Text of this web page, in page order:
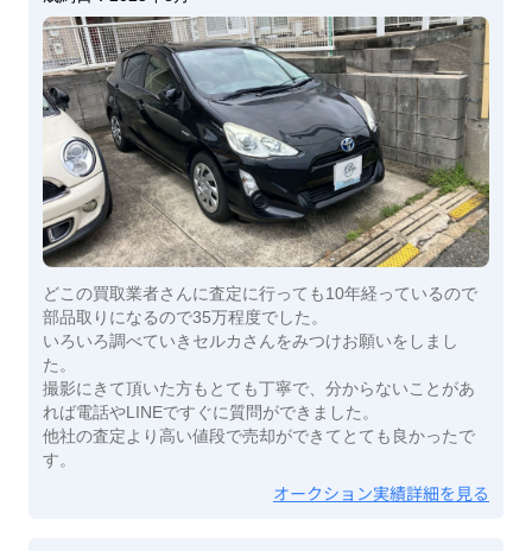
どこの買取業者さんに査定に行っても10年経っているので
部品取りになるので35万程度でした。
いろいろ調べていきセルカさんをみつけお願いをしまし
た。
撮影にきて頂いた方もとても丁寧で、分からないことがあ
れば電話やLINEですぐに質問ができました。
他社の査定より高い値段で売却ができてとても良かったで
す。
オークション実績詳細を見る